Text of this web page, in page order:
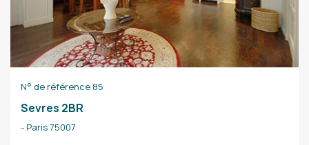
N° de référence 85
Sevres 2BR
- Paris 75007